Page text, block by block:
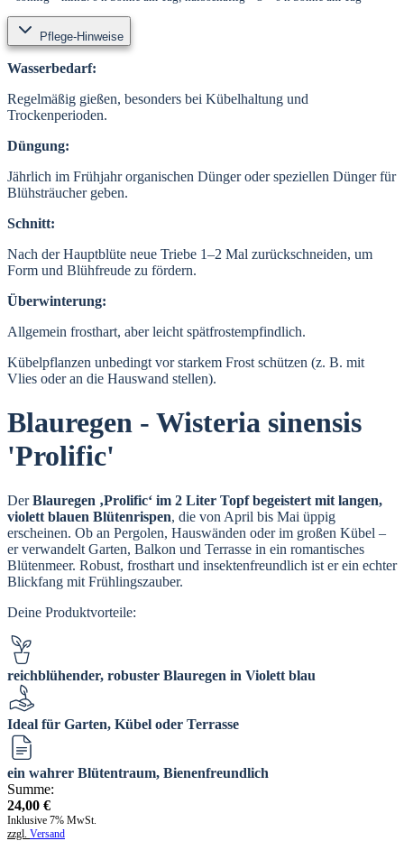
Pflege-Hinweise
Wasserbedarf:
Regelmäßig gießen, besonders bei Kübelhaltung und
Trockenperioden.
Düngung:
Jährlich im Frühjahr organischen Dünger oder speziellen Dünger für
Blühsträucher geben.
Schnitt:
Nach der Hauptblüte neue Triebe 1–2 Mal zurückschneiden, um
Form und Blühfreude zu fördern.
Überwinterung:
Allgemein frosthart, aber leicht spätfrostempfindlich.
Kübelpflanzen unbedingt vor starkem Frost schützen (z. B. mit
Vlies oder an die Hauswand stellen).
Blauregen - Wisteria sinensis
'Prolific'
DerBlauregen ‚Prolific‘ im 2 Liter Topfbegeistert mit langen,
violett blauen Blütenrispen, die von April bis Mai üppig
erscheinen. Ob an Pergolen, Hauswänden oder im großen Kübel –
er verwandelt Garten, Balkon und Terrasse in ein romantisches
Blütenmeer. Robust, frosthart und insektenfreundlich ist er ein echter
Blickfang mit Frühlingszauber.
Deine Produktvorteile:
reichblühender, robuster Blauregen in Violett blau
Ideal für Garten, Kübel oder Terrasse
ein wahrer Blütentraum, Bienenfreundlich
Summe:
24,00 €
Inklusive 7% MwSt.
zzgl. Versand